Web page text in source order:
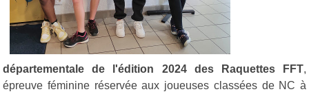
départementale de l'édition 2024 des Raquettes FFT,
épreuve féminine réservée aux joueuses classées de NC à